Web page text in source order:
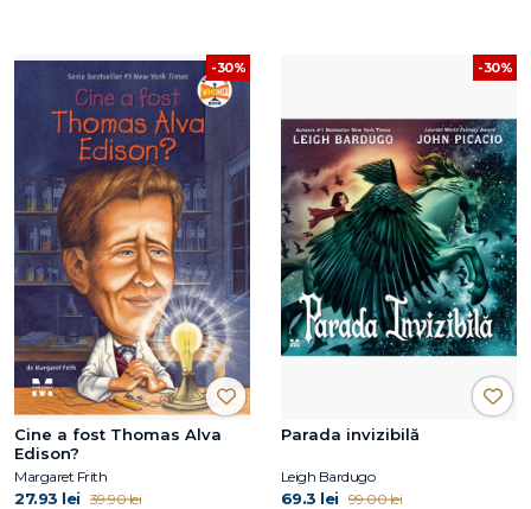
-30%
Cine a fost Thomas Alva
Edison?
Margaret Frith
27.93 lei 39.90 lei
-30%
Parada invizibilă
Leigh Bardugo
69.3 lei 99.00 lei